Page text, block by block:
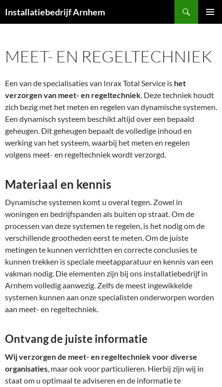
naar
Installatiebedrijf Arnhem
MEET- EN REGELTECHNIEK
Een van de specialisaties van Inrax Total Service is het
verzorgen van meet- en regeltechniek. Deze techniek houdt
zich bezig met het meten en regelen van dynamische systemen.
Een dynamisch systeem beschikt altijd over een bepaald
geheugen. Dit geheugen bepaalt de volledige inhoud en
werking van het systeem, waarbij het meten en regelen
volgens meet- en regeltechniek wordt verzorgd.
Materiaal en kennis
Dynamische systemen komt u overal tegen. Zowel in
woningen en bedrijfspanden als buiten op straat. Om de
processen van deze systemen te regelen, is het nodig om de
verschillende grootheden eerst te meten. Om de juiste
metingen te kunnen verrichtten en correcte conclusies te
kunnen trekken is speciale meetapparatuur en kennis van een
vakman nodig. Die elementen zijn bij ons installatiebedrijf in
Arnhem volledig aanwezig. Zelfs de meest ingewikkelde
systemen kunnen aan onze specialisten onderworpen worden
aan meet- en regeltechniek.
Ontvang de juiste informatie
Wij verzorgen de meet- en regeltechniek voor diverse
organisaties, maar ook voor particulieren. Hierbij zijn wij in
staat om u optimaal te adviseren en de informatie te